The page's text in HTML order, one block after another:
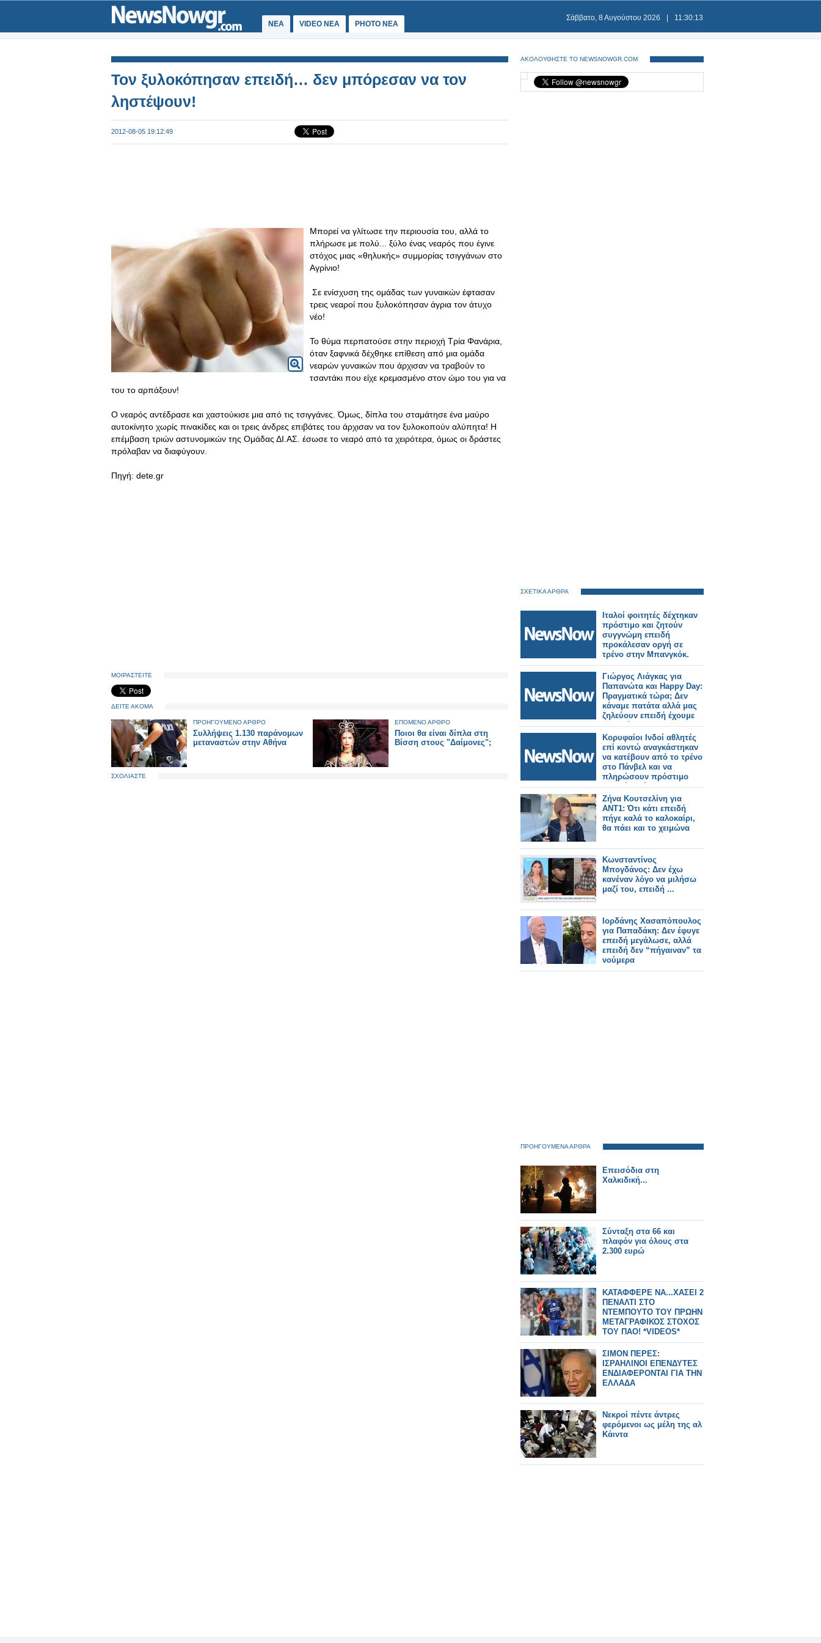
ΝΕΑ VIDEO NEA PHOTO NEA
Σάββατο, 8 Αυγούστου 2026 11:30:13
Τον ξυλοκόπησαν επειδή… δεν μπόρεσαν να τον
ληστέψουν!
2012-08-05 19:12:49
Μπορεί να γλίτωσε την περιουσία του, αλλά το
πλήρωσε με πολύ... ξύλο ένας νεαρός που έγινε
στόχος μιας «θηλυκής» συμμορίας τσιγγάνων στο
Αγρίνιο!
Σε ενίσχυση της ομάδας των γυναικών έφτασαν
τρεις νεαροί που ξυλοκόπησαν άγρια τον άτυχο
νέο!
Το θύμα περπατούσε στην περιοχή Τρία Φανάρια,
όταν ξαφνικά δέχθηκε επίθεση από μια ομάδα
νεαρών γυναικών που άρχισαν να τραβούν το
τσαντάκι που είχε κρεμασμένο στον ώμο του για να
του το αρπάξουν!
Ο νεαρός αντέδρασε και χαστούκισε μια από τις τσιγγάνες. Όμως, δίπλα του σταμάτησε ένα μαύρο
αυτοκίνητο χωρίς πινακίδες και οι τρεις άνδρες επιβάτες του άρχισαν να τον ξυλοκοπούν αλύπητα! Η
επέμβαση τριών αστυνομικών της Ομάδας ΔΙ.ΑΣ. έσωσε το νεαρό από τα χειρότερα, όμως οι δράστες
πρόλαβαν να διαφύγουν.
Πηγή: dete.gr
ΜΟΙΡΑΣΤΕΙΤΕ
ΔΕΙΤΕ ΑΚΟΜΑ
ΠΡΟΗΓΟΥΜΕΝΟ ΑΡΘΡΟ
Συλλήψεις 1.130 παράνομων
μεταναστών στην Αθήνα
ΕΠΟΜΕΝΟ ΑΡΘΡΟ
Ποιοι θα είναι δίπλα στη
Βίσση στους "Δαίμονες";
ΣΧΟΛΙΑΣΤΕ
ΑΚΟΛΟΥΘΗΣΤΕ ΤΟ NEWSNOWGR.COM
ΣΧΕΤΙΚΑ ΑΡΘΡΑ
Ιταλοί φοιτητές δέχτηκαν
πρόστιμο και ζητούν
συγγνώμη επειδή
προκάλεσαν οργή σε
τρένο στην Μπανγκόκ.
Γιώργος Λιάγκας για
Παπανώτα και Happy Day:
Πραγματικά τώρα; Δεν
κάναμε πατάτα αλλά μας
ζηλεύουν επειδή έχουμε
επιτυχία»;
Κορυφαίοι Ινδοί αθλητές
επί κοντώ αναγκάστηκαν
να κατέβουν από το τρένο
στο Πάνβελ και να
πληρώσουν πρόστιμο
επειδή μετέφεραν
εξοπλισμό
Ζήνα Κουτσελίνη για
ΑΝΤ1: Ότι κάτι επειδή
πήγε καλά το καλοκαίρι,
θα πάει και το χειμώνα
Κωνσταντίνος
Μπογδάνος: Δεν έχω
κανέναν λόγο να μιλήσω
μαζί του, επειδή ...
Ιορδάνης Χασαπόπουλος
για Παπαδάκη: Δεν έφυγε
επειδή μεγάλωσε, αλλά
επειδή δεν “πήγαιναν” τα
νούμερα
ΠΡΟΗΓΟΥΜΕΝΑ ΑΡΘΡΑ
Επεισόδια στη
Χαλκιδική...
Σύνταξη στα 66 και
πλαφόν για όλους στα
2.300 ευρώ
ΚΑΤΑΦΦΕΡΕ ΝΑ...ΧΑΣΕΙ 2
ΠΕΝΑΛΤΙ ΣΤΟ
ΝΤΕΜΠΟΥΤΟ ΤΟΥ ΠΡΩΗΝ
ΜΕΤΑΓΡΑΦΙΚΟΣ ΣΤΟΧΟΣ
ΤΟΥ ΠΑΟ! *VIDEOS*
ΣΙΜΟΝ ΠΕΡΕΣ:
ΙΣΡΑΗΛΙΝΟΙ ΕΠΕΝΔΥΤΕΣ
ΕΝΔΙΑΦΕΡΟΝΤΑΙ ΓΙΑ ΤΗΝ
ΕΛΛΑΔΑ
Νεκροί πέντε άντρες
φερόμενοι ως μέλη της αλ
Κάιντα